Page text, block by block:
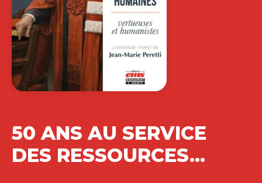
50 ANS AU SERVICE
DES RESSOURCES…